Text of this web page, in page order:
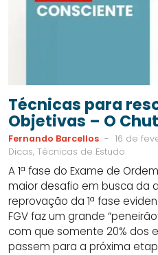
Técnicas para
Objetivas – O
Fernando Barcellos - 16 de
Dicas, Técnicas de Estudo
A 1ª fase do Exame de
maior desafio em busca da
reprovação da 1ª fase
FGV faz um grande
com que somente 20% dos
passem para a próxima